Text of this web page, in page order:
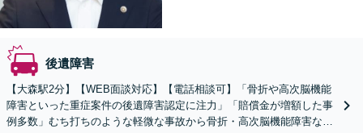
後遺障害
【大森駅2分】【WEB面談対応】【電話相談可】「骨折や高次脳機能
障害といった重症案件の後遺障害認定に注力」「賠償金が増額した事
例多数」むち打ちのような軽微な事故から骨折・高次脳機能障害など